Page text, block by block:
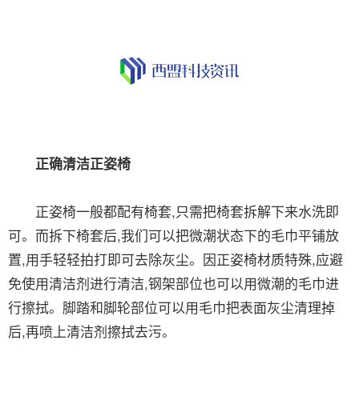
正确清洁正姿椅
正姿椅一般都配有椅套,只需把椅套拆解下来水洗即
可。而拆下椅套后,我们可以把微潮状态下的毛巾平铺放
置,用手轻轻拍打即可去除灰尘。因正姿椅材质特殊,应避
免使用清洁剂进行清洁,钢架部位也可以用微潮的毛巾进
行擦拭。脚踏和脚轮部位可以用毛巾把表面灰尘清理掉
后,再喷上清洁剂擦拭去污。